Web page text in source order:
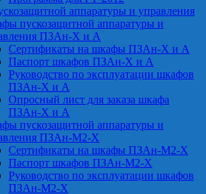
аппаратуры и управления
пускозащитной аппаратуры и
ПЗАн-Х и А
Сертификаты на шкафы ПЗАн-Х и А
Паспорт шкафов ПЗАн-Х и А
Руководство по эксплуатации шкафов
ПЗАн-Х и А
Опросный лист для заказа шкафа
ПЗАн-Х и А
пускозащитной аппаратуры и
ПЗАн-М2-Х
Сертификаты на шкафы ПЗАн-М2-Х
Паспорт шкафов ПЗАн-М2-Х
Руководство по эксплуатации шкафов
ПЗАн-М2-Х